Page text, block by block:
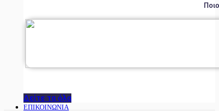
Δείτε τα όλα
ΕΠΙΚΟΙΝΩΝΙΑ